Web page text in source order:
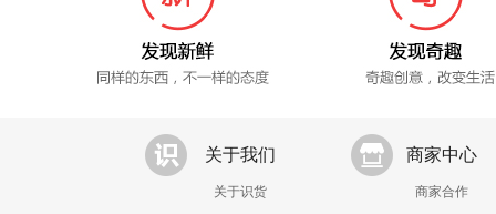
关于我们
关于识货
商家中心
商家合作